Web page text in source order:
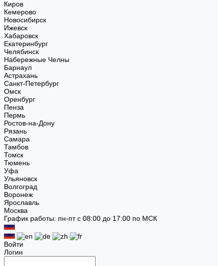
Киров
Кемерово
Новосибирск
Ижевск
Хабаровск
Екатеринбург
Челябинск
Набережные Челны
Барнаул
Астрахань
Санкт-Петербург
Омск
Оренбург
Пенза
Пермь
Ростов-на-Дону
Рязань
Самара
Тамбов
Томск
Тюмень
Уфа
Ульяновск
Волгоград
Воронеж
Ярославль
Москва
График работы: пн-пт с 08:00 до 17:00 по МСК
Войти
Логин